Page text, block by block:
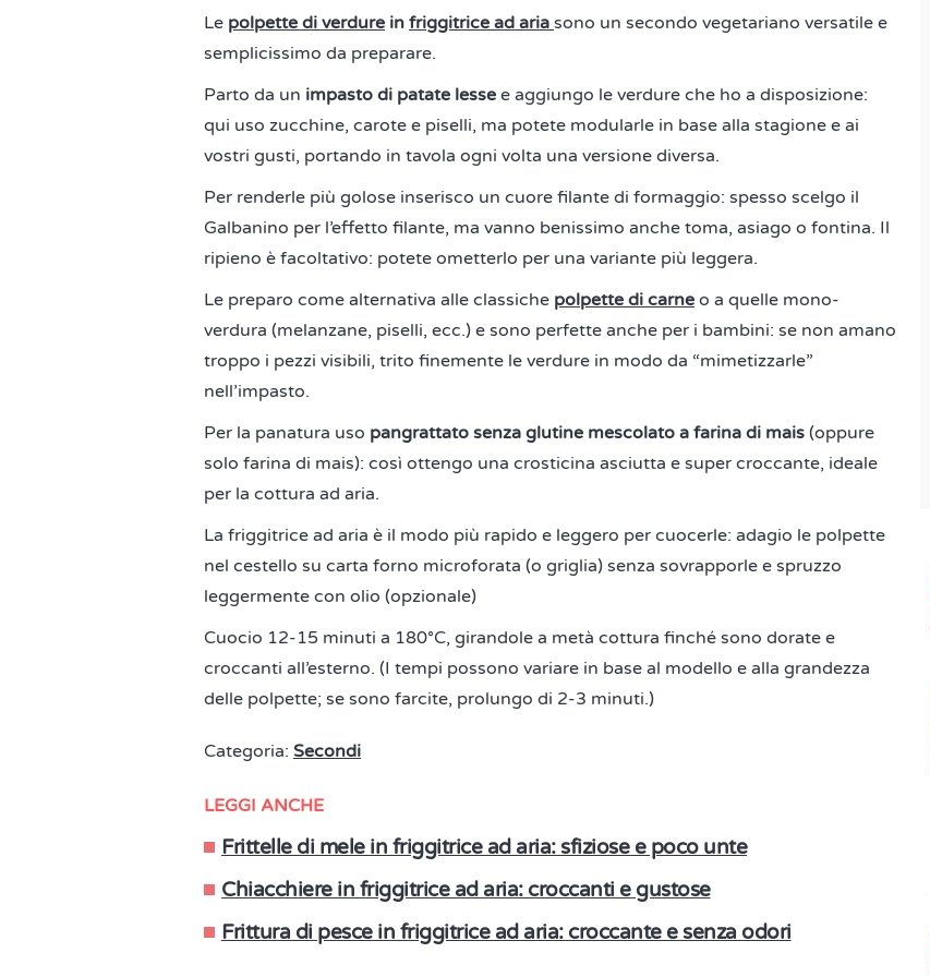
Le polpette di verdure in friggitrice ad aria sono un secondo vegetariano versatile e
semplicissimo da preparare.
Parto da un impasto di patate lesse e aggiungo le verdure che ho a disposizione:
qui uso zucchine, carote e piselli, ma potete modularle in base alla stagione e ai
vostri gusti, portando in tavola ogni volta una versione diversa.
Per renderle più golose inserisco un cuore filante di formaggio: spesso scelgo il
Galbanino per l’effetto filante, ma vanno benissimo anche toma, asiago o fontina. Il
ripieno è facoltativo: potete ometterlo per una variante più leggera.
Le preparo come alternativa alle classiche polpette di carne o a quelle mono-
verdura (melanzane, piselli, ecc.) e sono perfette anche per i bambini: se non amano
troppo i pezzi visibili, trito finemente le verdure in modo da “mimetizzarle”
nell’impasto.
Per la panatura uso pangrattato senza glutine mescolato a farina di mais (oppure
solo farina di mais): così ottengo una crosticina asciutta e super croccante, ideale
per la cottura ad aria.
La friggitrice ad aria è il modo più rapido e leggero per cuocerle: adagio le polpette
nel cestello su carta forno microforata (o griglia) senza sovrapporle e spruzzo
leggermente con olio (opzionale)
Cuocio 12-15 minuti a 180°C, girandole a metà cottura finché sono dorate e
croccanti all’esterno. (I tempi possono variare in base al modello e alla grandezza
delle polpette; se sono farcite, prolungo di 2-3 minuti.)
Categoria: Secondi
LEGGI ANCHE
Frittelle di mele in friggitrice ad aria: sfiziose e poco unte
Chiacchiere in friggitrice ad aria: croccanti e gustose
Frittura di pesce in friggitrice ad aria: croccante e senza odori